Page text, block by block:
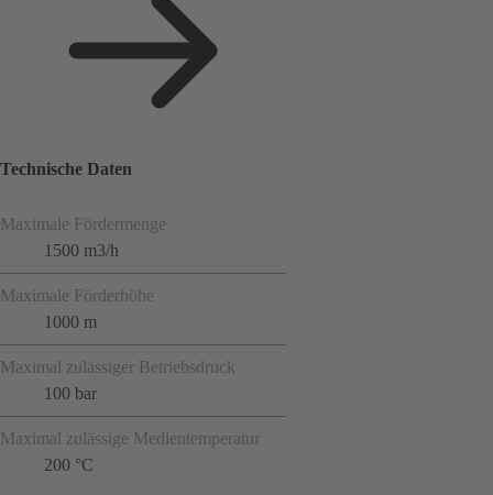
Technische Daten
Maximale Fördermenge
1500 m3/h
Maximale Förderhöhe
1000 m
Maximal zulässiger Betriebsdruck
100 bar
Maximal zulässige Medientemperatur
200 °C